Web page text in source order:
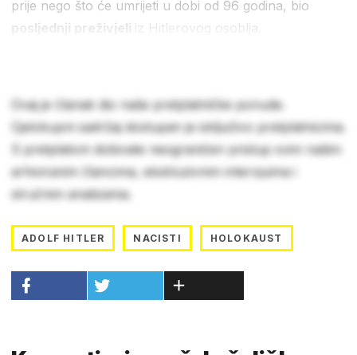
prije nego što će umrijeti u dobi od 96 godina, bio
posljednji preživjeli iz Hitlerovog osoblja.
Ovaj je članak dio naše pretplatničke ponude.
Cjelokupni sadržaj dostupan je isključivo pretplatnicima.
S pretplatom dobivate neograničen pristup svim našim
arhiviranim člancima, ekskluzivnim intervjuima i
stručnim analizama.
ADOLF HITLER NACISTI HOLOKAUST